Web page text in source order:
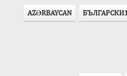
AZӘRBAYCAN